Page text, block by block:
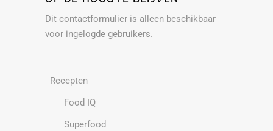
Dit contactformulier is alleen beschikbaar
voor ingelogde gebruikers.
Recepten
Food IQ
Superfood